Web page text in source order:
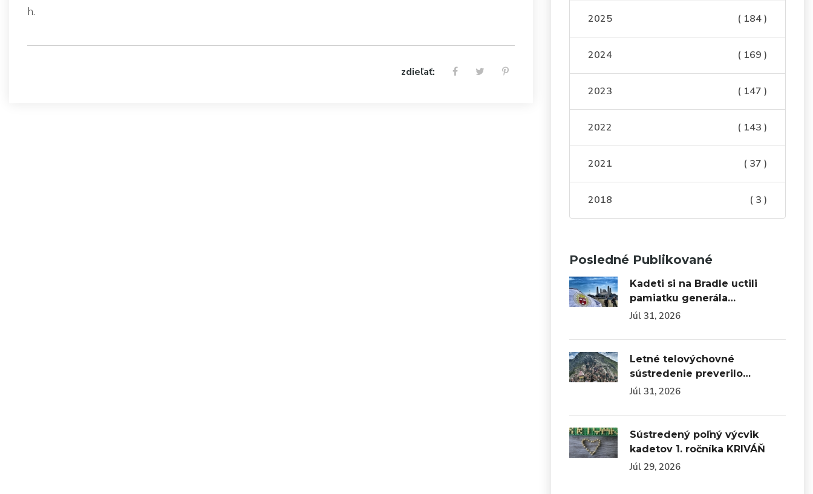
h.
zdieľať:
2025 ( 184 )
2024 ( 169 )
2023 ( 147 )
2022 ( 143 )
2021 ( 37 )
2018 ( 3 )
Posledné Publikované
Kadeti si na Bradle uctili
pamiatku generála…
Júl 31, 2026
Letné telovýchovné
sústredenie preverilo…
Júl 31, 2026
Sústredený poľný výcvik
kadetov 1. ročníka KRIVÁŇ
Júl 29, 2026